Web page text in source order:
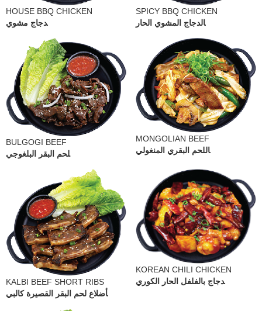
HOUSE BBQ CHICKEN
دجاج مشوي
SPICY BBQ CHICKEN
الدجاج المشوي الحار
BULGOGI BEEF
لحم البقر البلغوجي
MONGOLIAN BEEF
اللحم البقري المنغولي
KALBI BEEF SHORT RIBS
أضلاع لحم البقر القصيرة كالبي
KOREAN CHILI CHICKEN
دجاج بالفلفل الحار الكوري